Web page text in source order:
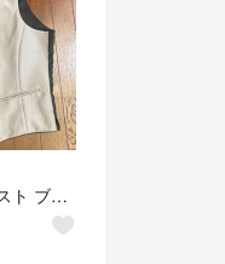
AOKI スーツベスト ブラック シルバー リバーシブル ジレ A6